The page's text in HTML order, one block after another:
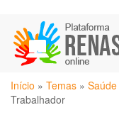
para
conteúdo
principal
Você
está
Início » Temas »
Trabalhador